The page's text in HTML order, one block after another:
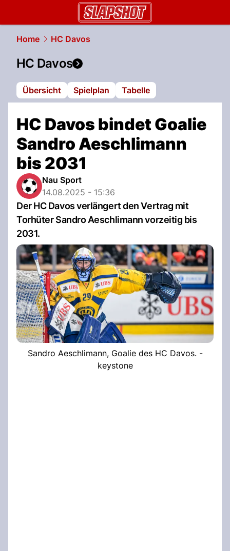
Home HC Davos
HC Davos
Übersicht Spielplan Tabelle
HC Davos bindet Goalie
Sandro Aeschlimann
bis 2031
Nau Sport
14.08.2025 - 15:36
Der HC Davos verlängert den Vertrag mit
Torhüter Sandro Aeschlimann vorzeitig bis
2031.
Sandro Aeschlimann, Goalie des HC Davos. -
keystone